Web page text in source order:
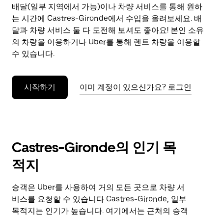
려
면
Esc
키
를
누
세
배달(일부 지역에서 가능)이나 차량 서비스를 통해 원하
는 시간에 Castres-Gironde에서 수입을 올려보세요. 배
달과 차량 서비스 둘 다 도전해 보셔도 좋아요! 본인 소유
의 차량을 이용하거나 Uber를 통해 렌트 차량을 이용할
수 있습니다.
시작하기 이미 계정이 있으신가요? 로그인
Castres-Gironde의 인기 목
적지
승객은 Uber를 사용하여 거의 모든 곳으로 차량 서
비스를 요청할 수 있습니다 Castres-Gironde, 일부
목적지는 인기가 높습니다. 여기에서는 근처의 승객